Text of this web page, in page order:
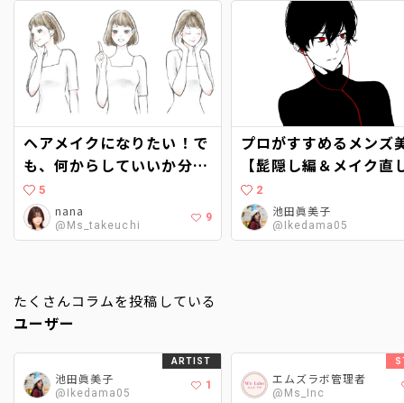
ヘアメイクになりたい！で
も、何からしていいか分か
らない…。〜現役ヘアメイ
クに聞くヘアメイクアップ
アーティストへの道〜
5
nana
@Ms_takeuchi
9
プロがすすめるメンズ
【髭隠し編＆メイク直
仕方も】
2
池田眞美子
@Ikedama05
たくさんコラムを投稿している
ユーザー
池田眞美子
@Ikedama05
1
ARTIST
エムズラボ管理者
@Ms_Inc